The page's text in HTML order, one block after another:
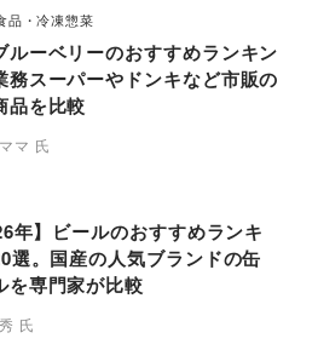
品・冷凍惣菜
ルーベリーのおすすめランキン
務スーパーやドンキなど市販の
品を比較
マ 氏
年】ビールのおすすめランキ
選。国産の人気ブランドの缶
を専門家が比較
氏